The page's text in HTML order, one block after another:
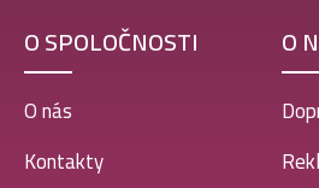
O SPOLOČNOSTI
O nás
Kontakty
O